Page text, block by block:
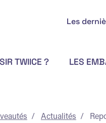
Les
TWIICE ? LES
Actualités